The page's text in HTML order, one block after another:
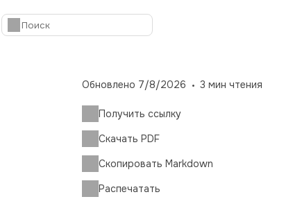
Обновлено 7/8/2026 3 мин чтения
Получить ссылку
Скачать PDF
Скопировать Markdown
Распечатать